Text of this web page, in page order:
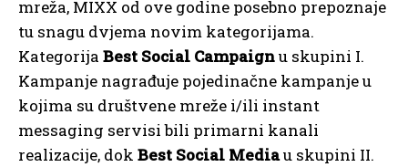
mreža, MIXX od ove godine posebno prepoznaje
tu snagu dvjema novim kategorijama.
Kategorija Best Social Campaignu skupini I.
Kampanje nagrađuje pojedinačne kampanje u
kojima su društvene mreže i/ili instant
messaging servisi bili primarni kanali
realizacije, dok Best Social Mediau skupini II.